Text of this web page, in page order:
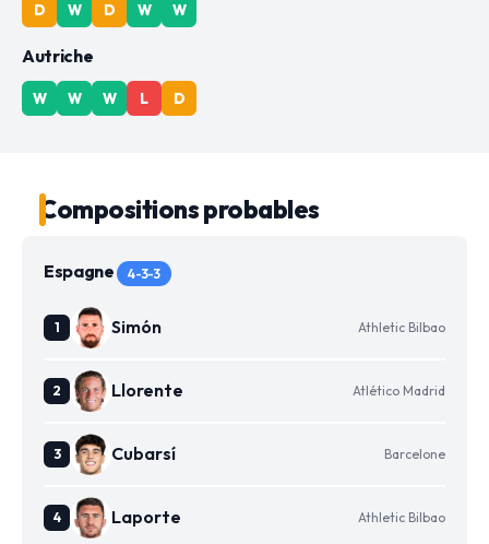
D W D W W
Autriche
W W W L D
Compositions probables
Espagne 4-3-3
Simón Athletic Bilbao
Llorente Atlético Madrid
Cubarsí Barcelone
Laporte Athletic Bilbao